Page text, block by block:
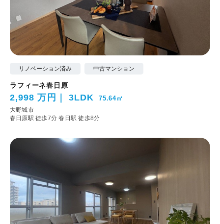
リノベーション済み 中古マンション
ラフィーネ春日原
2,998 万円 3LDK 75.64㎡
大野城市
春日原駅 徒歩7分春日駅 徒歩8分